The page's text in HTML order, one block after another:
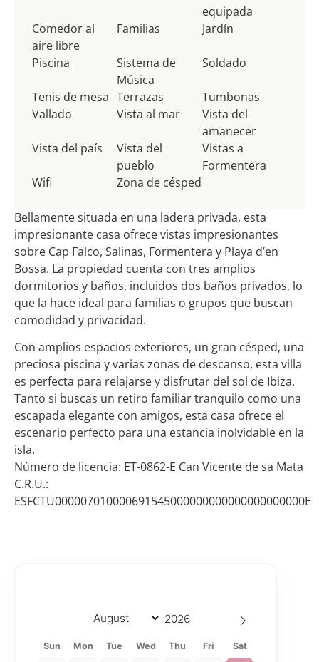
equipada
Comedor al
aire libre
Familias Jardín
Piscina
Sistema de
Música
Soldado
Tenis de mesa Terrazas
Tumbonas
Vallado
Vista al mar
Vista del
amanecer
Vista del país
Vista del
pueblo
Vistas a
Formentera
Wifi
Zona de césped
Bellamente situada en una ladera privada, esta
impresionante casa ofrece vistas impresionantes
sobre Cap Falco, Salinas, Formentera y Playa d’en
Bossa. La propiedad cuenta con tres amplios
dormitorios y baños, incluidos dos baños privados, lo
que la hace ideal para familias o grupos que buscan
comodidad y privacidad.
Con amplios espacios exteriores, un gran césped, una
preciosa piscina y varias zonas de descanso, esta villa
es perfecta para relajarse y disfrutar del sol de Ibiza.
Tanto si buscas un retiro familiar tranquilo como una
escapada elegante con amigos, esta casa ofrece el
escenario perfecto para una estancia inolvidable en la
isla.
Número de licencia: ET-0862-E Can Vicente de sa Mata
C.R.U.:
Sun Mon Tue Wed Thu Fri Sat